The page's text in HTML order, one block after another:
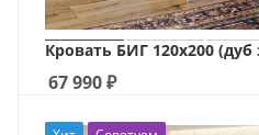
Кровать БИГ 120х200
67 990₽